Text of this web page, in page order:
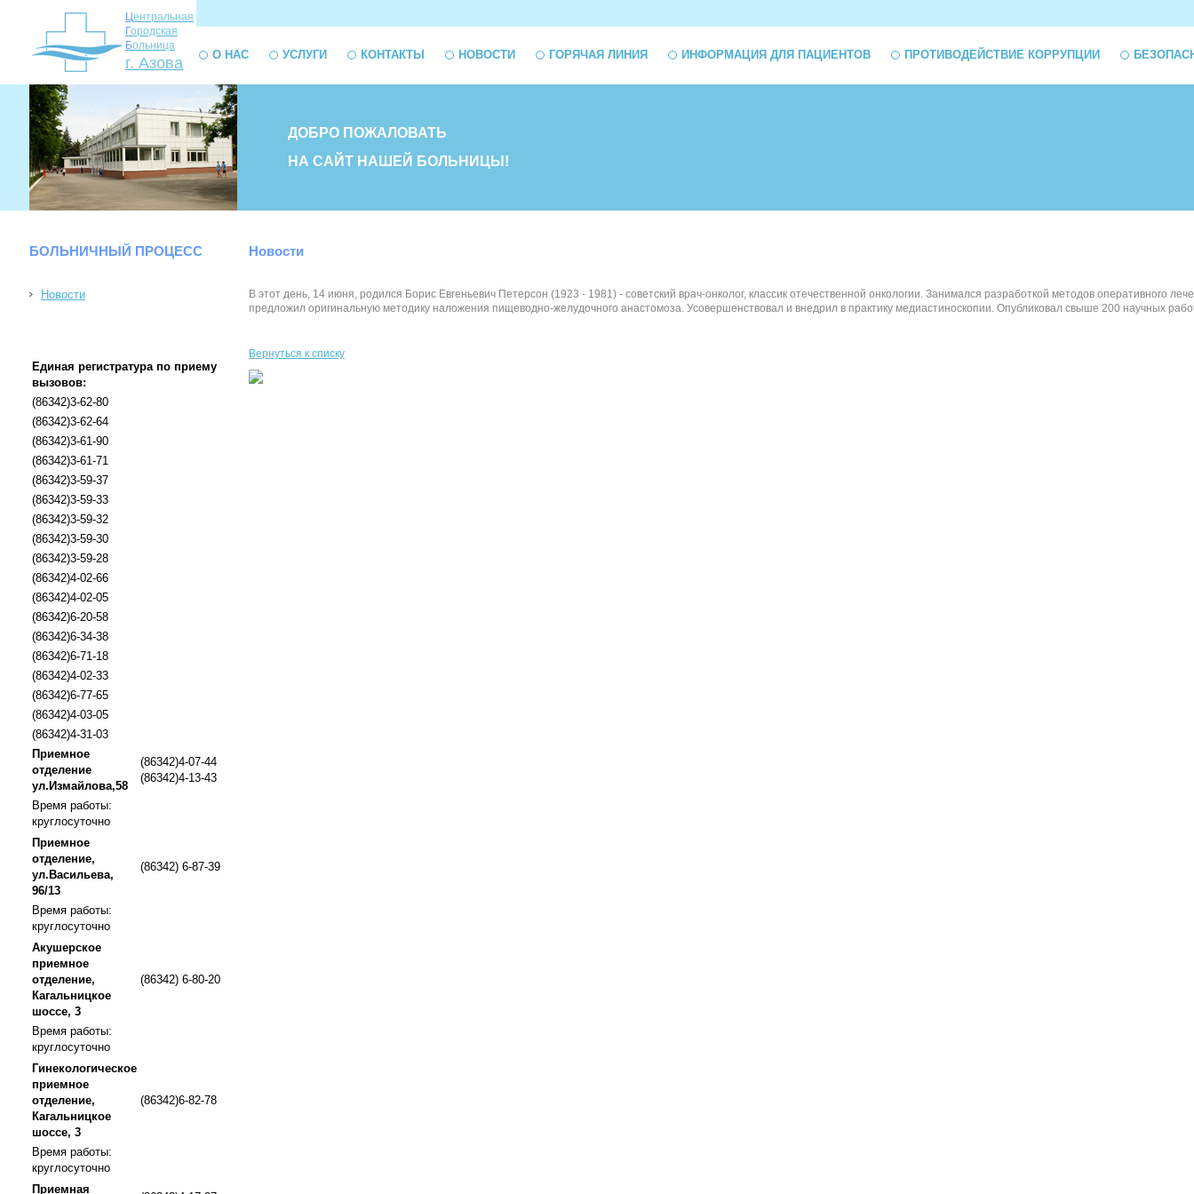
Центральная
Городская
Больница
г. Азова О НАС УСЛУГИ КОНТАКТЫ НОВОСТИ ГОРЯЧАЯ ЛИНИЯ ИНФОРМАЦИЯ ДЛЯ ПАЦИЕНТОВ ПРОТИВОДЕЙСТВИЕ КОРРУПЦИИ
ДОБРО ПОЖАЛОВАТЬ
НА САЙТ НАШЕЙ БОЛЬНИЦЫ!
БОЛЬНИЧНЫЙ ПРОЦЕСС
Новости
Единая регистратура по приему
вызовов:
(86342)3-62-80
(86342)3-62-64
(86342)3-61-90
(86342)3-61-71
(86342)3-59-37
(86342)3-59-33
(86342)3-59-32
(86342)3-59-30
(86342)3-59-28
(86342)4-02-66
(86342)4-02-05
(86342)6-20-58
(86342)6-34-38
(86342)6-71-18
(86342)4-02-33
(86342)6-77-65
(86342)4-03-05
(86342)4-31-03
Приемное
отделение
ул.Измайлова,58
(86342)4-07-44
(86342)4-13-43
Время работы:
круглосуточно
Приемное
отделение,
ул.Васильева,
96/13
(86342) 6-87-39
Время работы:
круглосуточно
Акушерское
приемное
отделение,
Кагальницкое
шоссе, 3
(86342) 6-80-20
Время работы:
круглосуточно
Гинекологическое
приемное
отделение,
Кагальницкое
шоссе, 3
(86342)6-82-78
Время работы:
круглосуточно
Приемная
Новости
В этот день, 14 июня, родился Борис Евгеньевич Петерсон (1923 - 1981) - советский врач-онколог, классик отечественной онкологии. Занимался разработкой методов оперативного
предложил оригинальную методику наложения пищеводно-желудочного анастомоза. Усовершенствовал и внедрил в практику медиастиноскопии. Опубликовал свыше 200 научных
Вернуться к списку